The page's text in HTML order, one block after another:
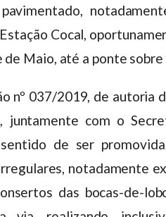
Cocal,
de Maio, até a ponte
nº 037/2019, de autoria
juntamente com o
de ser
notadamente
das bocas-de-